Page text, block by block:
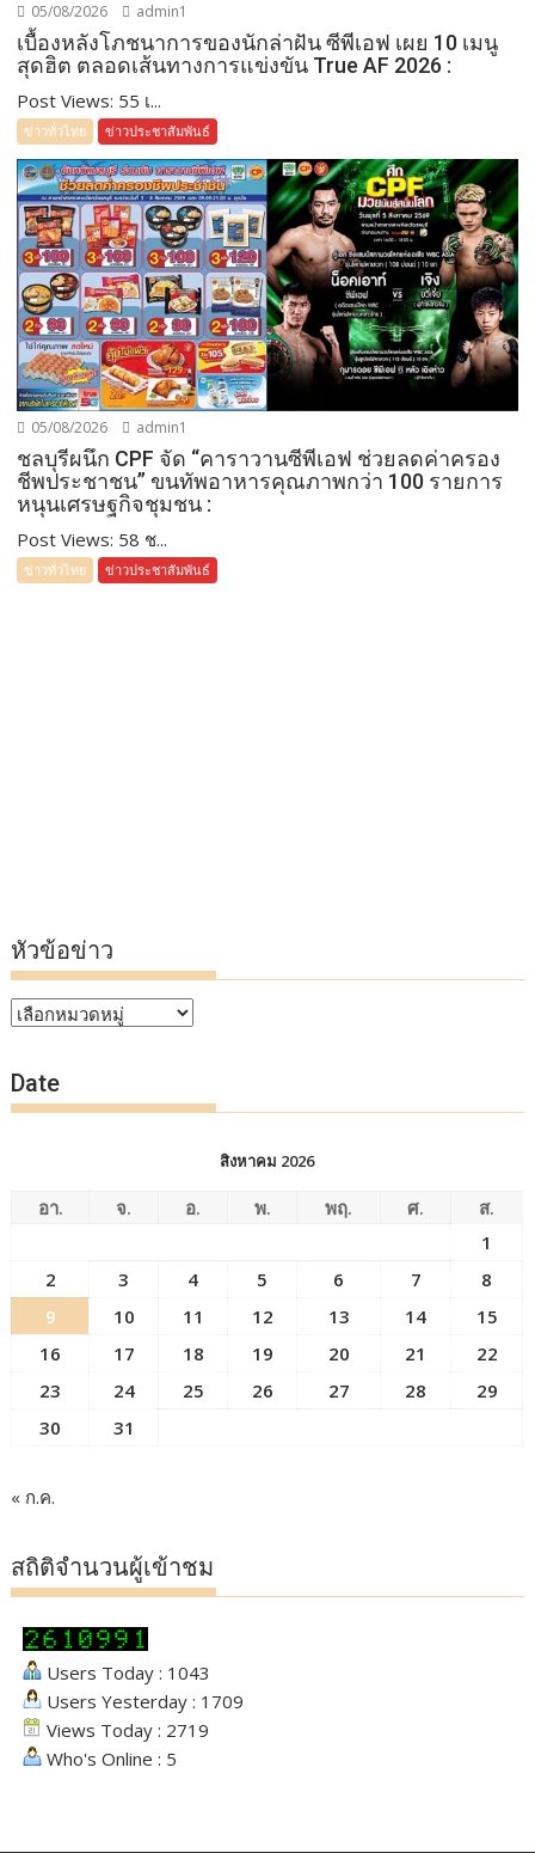
05/08/2026 admin1
เบื้องหลังโภชนาการของนักล่าฝัน ซีพีเอฟ เผย 10 เมนู
สุดฮิต ตลอดเส้นทางการแข่งขัน True AF 2026 :
Post Views: 55 เ...
ข่าวทั่วไทย ข่าวประชาสัมพันธ์
05/08/2026 admin1
ชลบุรีผนึก CPF จัด “คาราวานซีพีเอฟ ช่วยลดค่าครอง
ชีพประชาชน” ขนทัพอาหารคุณภาพกว่า 100 รายการ
หนุนเศรษฐกิจชุมชน :
Post Views: 58 ช...
ข่าวทั่วไทย ข่าวประชาสัมพันธ์
หัวข้อข่าว
หัวข้อ
Date
สิงหาคม 2026
อา. จ. อ. พ. พฤ. ศ.
ส.
1
2
3 4 5 6 7
8
9
10 11 12 13 14
15
16
17 18 19 20 21
22
23
24 25 26 27 28
29
30
31
« ก.ค.
สถิติจำนวนผู้เข้าชม
Users Today : 1043
Users Yesterday : 1709
Views Today : 2719
Who's Online : 5